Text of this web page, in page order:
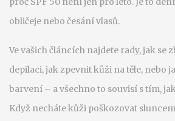
obličeje nebo česání vlasů.
Ve vašich článcích najdete rady, jak se
depilaci, jak zpevnit kůži na těle, nebo
barvení – a všechno to souvisí s tím,
Když necháte kůži poškozovat